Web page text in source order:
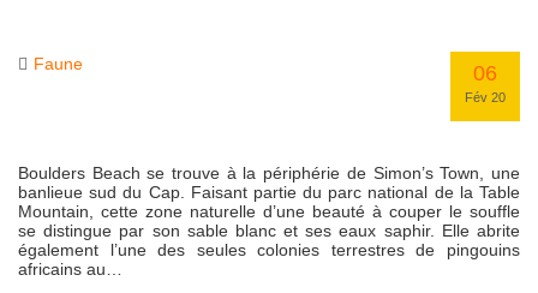
Faune 06
Fév 20
Boulders Beach se trouve à la périphérie de Simon’s Town, une
banlieue sud du Cap. Faisant partie du parc national de la Table
Mountain, cette zone naturelle d’une beauté à couper le souffle
se distingue par son sable blanc et ses eaux saphir. Elle abrite
également l’une des seules colonies terrestres de pingouins
africains au…